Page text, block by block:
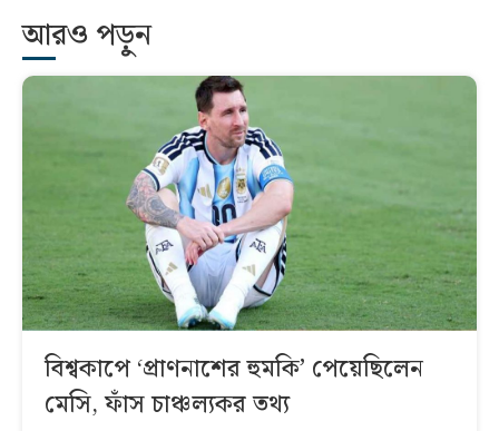
আরও পড়ুন
বিশ্বকাপে ‘প্রাণনাশের হুমকি’ পেয়েছিলেন
মেসি, ফাঁস চাঞ্চল্যকর তথ্য